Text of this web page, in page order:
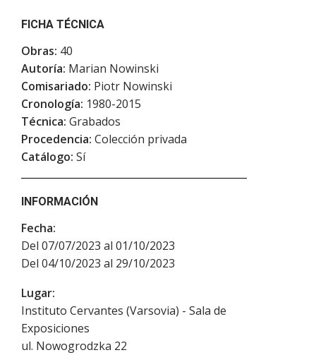
FICHA TÉCNICA
Obras: 40
Autoría: Marian Nowinski
Comisariado: Piotr Nowinski
Cronología: 1980-2015
Técnica: Grabados
Procedencia: Colección privada
Catálogo: Sí
INFORMACIÓN
Fecha:
Del 07/07/2023 al 01/10/2023
Del 04/10/2023 al 29/10/2023
Lugar:
Instituto Cervantes (Varsovia) - Sala de
Exposiciones
ul. Nowogrodzka 22